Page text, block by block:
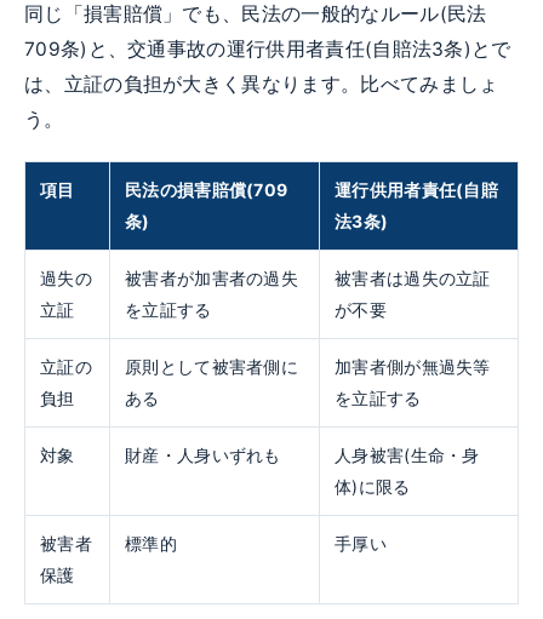
同じ「損害賠償」でも、民法の一般的なルール(民法
709条)と、交通事故の運行供用者責任(自賠法3条)とで
は、立証の負担が大きく異なります。比べてみましょ
う。
項目
民法の損害賠償(709
条)
運行供用者責任(自賠
法3条)
過失の
立証
被害者が加害者の過失
を立証する
被害者は過失の立証
が不要
立証の
負担
原則として被害者側に
ある
加害者側が無過失等
を立証する
対象 財産・人身いずれも
人身被害(生命・身
体)に限る
被害者
保護
標準的 手厚い